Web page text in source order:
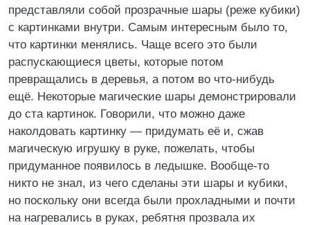
представляли собой прозрачные шары (реже кубики)
с картинками внутри. Самым интересным было то,
что картинки менялись. Чаще всего это были
распускающиеся цветы, которые потом
превращались в деревья, а потом во что-нибудь
ещё. Некоторые магические шары демонстрировали
до ста картинок. Говорили, что можно даже
наколдовать картинку — придумать её и, сжав
магическую игрушку в руке, пожелать, чтобы
придуманное появилось в ледышке. Вообще-то
никто не знал, из чего сделаны эти шары и кубики,
но поскольку они всегда были прохладными и почти
на нагревались в руках, ребятня прозвала их